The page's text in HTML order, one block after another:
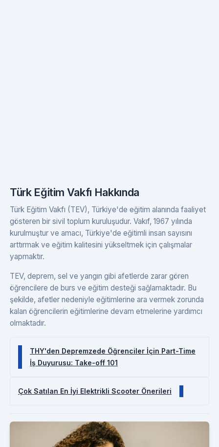
Türk Eğitim Vakfı Hakkında
Türk Eğitim Vakfı (TEV), Türkiye'de eğitim alanında faaliyet
gösteren bir sivil toplum kuruluşudur. Vakıf, 1967 yılında
kurulmuştur ve amacı, Türkiye'de eğitimli insan sayısını
arttırmak ve eğitim kalitesini yükseltmek için çalışmalar
yapmaktır.
TEV, deprem, sel ve yangın gibi afetlerde zarar gören
öğrencilere de burs ve eğitim desteği sağlamaktadır. Bu
şekilde, afetler nedeniyle eğitimlerine ara vermek zorunda
kalan öğrencilerin eğitimlerine devam etmelerine yardımcı
olmaktadır.
THY'den Depremzede Öğrenciler İçin Part-Time
İş Duyurusu: Take-off 101
Çok Satılan En İyi Elektrikli Scooter Önerileri